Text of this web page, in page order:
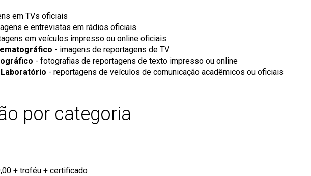
em TVs oficiais
e entrevistas em rádios oficiais
em veículos impresso ou online oficiais
- imagens de reportagens de TV
- fotografias de reportagens de texto impresso ou online
- reportagens de veículos de comunicação acadêmicos ou oficiais
por categoria
+ troféu + certificado